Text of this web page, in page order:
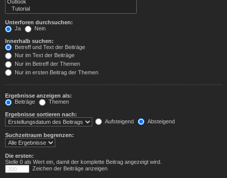
Unterforen durchsuchen:
Ja
Nein
Innerhalb suchen:
Betreff und Text der Beiträge
Nur im Text der Beiträge
Nur im Betreff der Themen
Nur im ersten Beitrag der Themen
Ergebnisse anzeigen als:
Beiträge
Themen
Ergebnisse sortieren nach:
Aufsteigend
Absteigend
Suchzeitraum begrenzen:
Die ersten:
Stelle 0 als Wert ein, damit der komplette Beitrag angezeigt wird.
Zeichen der Beiträge anzeigen